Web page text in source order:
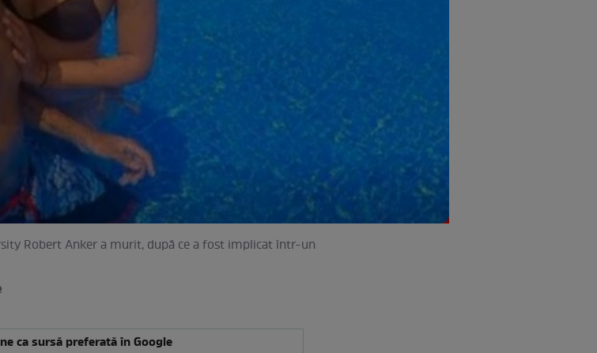
Robert Anker a murit, după ce a fost implicat într-un
ca sursă preferată în Google